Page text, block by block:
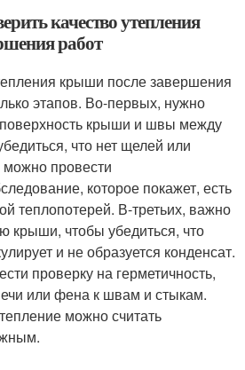
качество утепления
работ
крыши после завершения
этапов. Во-первых, нужно
поверхность крыши и швы между
что нет щелей или
провести
которое покажет, есть
теплопотерей. В-третьих, важно
крыши, чтобы убедиться, что
и не образуется конденсат.
проверку на герметичность,
или фена к швам и стыкам.
можно считать